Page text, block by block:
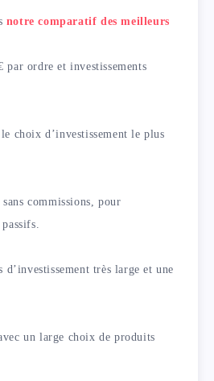
notre comparatif des meilleurs
par ordre et investissements
choix d’investissement le plus
commissions, pour
d’investissement très large et une
un large choix de produits